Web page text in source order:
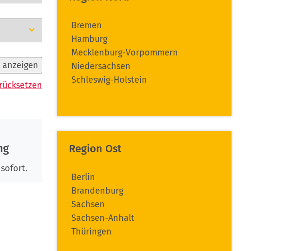
anzeigen
Bremen
Hamburg
Mecklenburg-Vorpommern
Niedersachsen
Schleswig-Holstein
Region Ost
Berlin
Brandenburg
Sachsen
Sachsen-Anhalt
Thüringen